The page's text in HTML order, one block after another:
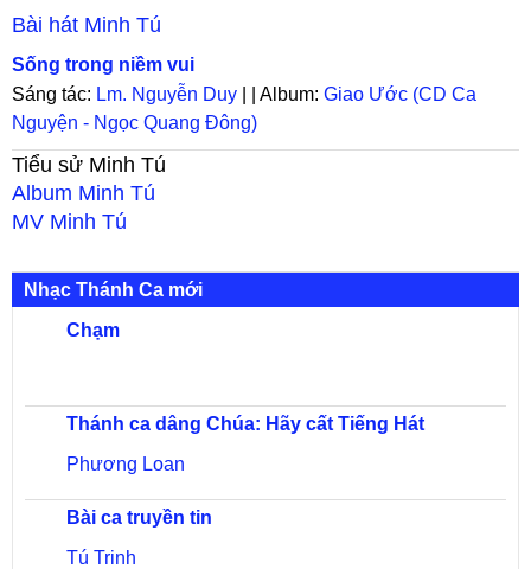
Bài hát Minh Tú
Sống trong niềm vui
Sáng tác: Lm. Nguyễn Duy | | Album: Giao Ước (CD Ca
Nguyện - Ngọc Quang Đông)
Tiểu sử Minh Tú
Album Minh Tú
MV Minh Tú
Nhạc Thánh Ca mới
Chạm
Thánh ca dâng Chúa: Hãy cất Tiếng Hát
Phương Loan
Bài ca truyền tin
Tú Trinh